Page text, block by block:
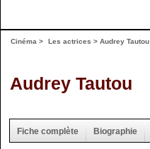
Cinéma > Les actrices > Audrey Tautou
Audrey Tautou
Fiche complète Biographie